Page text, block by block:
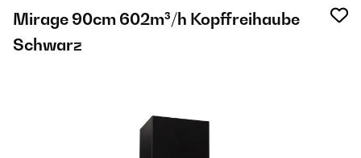
Mirage 90cm 602m³/h Kopffreihaube
Schwarz